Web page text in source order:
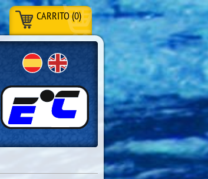
CARRITO (0)